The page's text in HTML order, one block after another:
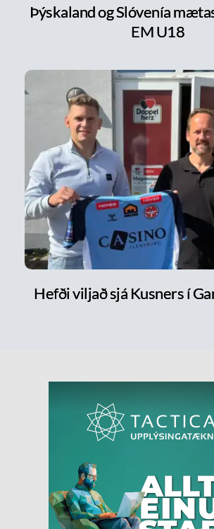
Þýskaland og Slóvenía
EM U18
Hefði viljað sjá Kusners í